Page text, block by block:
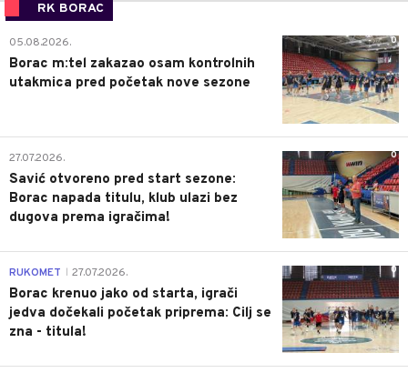
RK BORAC
0
05.08.2026.
Borac m:tel zakazao osam kontrolnih
utakmica pred početak nove sezone
0
27.07.2026.
Savić otvoreno pred start sezone:
Borac napada titulu, klub ulazi bez
dugova prema igračima!
0
RUKOMET 27.07.2026.
Borac krenuo jako od starta, igrači
jedva dočekali početak priprema: Cilj se
zna - titula!